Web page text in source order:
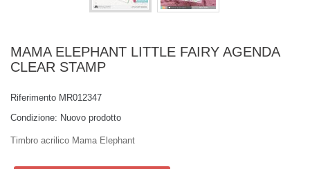
MAMA ELEPHANT LITTLE FAIRY AGENDA
CLEAR STAMP
Riferimento MR012347
Condizione: Nuovo prodotto
Timbro acrilico Mama Elephant